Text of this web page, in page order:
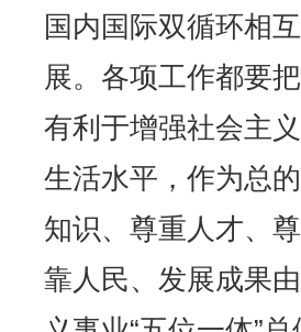
国内国际双循环相
展。各项工作都要
有利于增强社会主
生活水平，作为总
知识、尊重人才、
靠人民、发展成果